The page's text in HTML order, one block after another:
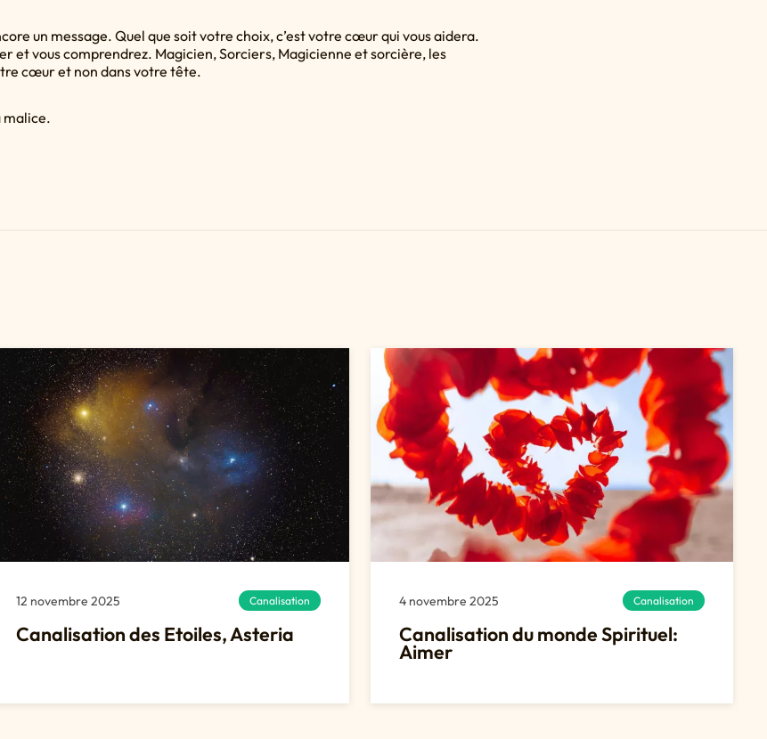
un message. Quel que soit votre choix, c’est votre cœur qui vous aidera.
et vous comprendrez. Magicien, Sorciers, Magicienne et sorcière, les
cœur et non dans votre tête.
malice.
12 novembre 2025 Canalisation
Canalisation des Etoiles, Asteria
4 novembre 2025 Canalisation
Canalisation du monde Spirituel:
Aimer